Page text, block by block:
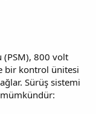
(PSM), 800 volt
bir kontrol ünitesi
Sürüş sistemi